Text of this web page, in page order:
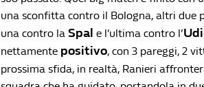
una sconfitta contro il Bologna, altri due
una contro la Spal e l’ultima contro l’
nettamente positivo, con 3 pareggi, 2
prossima sfida, in realtà, Ranieri